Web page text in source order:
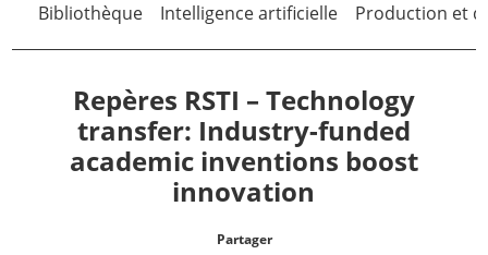
Accueil
Retour
Bibliothèque Intelligence artificielle Production et
Repères RSTI – Technology
transfer: Industry-funded
academic inventions boost
innovation
Partager